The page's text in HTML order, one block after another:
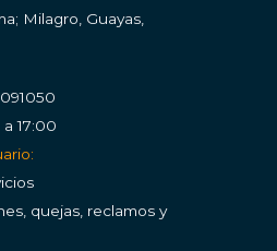
Milagro, Guayas,
091050
17:00
quejas, reclamos y